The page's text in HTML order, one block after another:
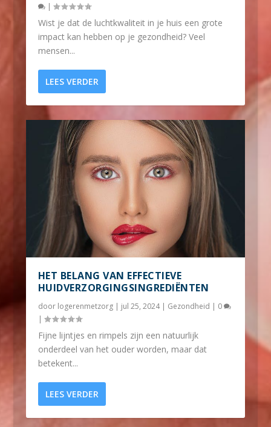
|
Wist je dat de luchtkwaliteit in je huis een grote
impact kan hebben op je gezondheid? Veel
mensen...
LEES VERDER
HET BELANG VAN EFFECTIEVE
HUIDVERZORGINGSINGREDIËNTEN
door logerenmetzorg| jul 25, 2024| Gezondheid | 0
|
Fijne lijntjes en rimpels zijn een natuurlijk
onderdeel van het ouder worden, maar dat
betekent...
LEES VERDER